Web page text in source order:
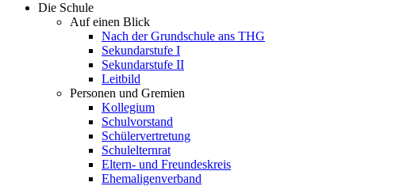
Die Schule
Auf einen Blick
Nach der Grundschule ans THG
Sekundarstufe I
Sekundarstufe II
Leitbild
Personen und Gremien
Kollegium
Schulvorstand
Schülervertretung
Schulelternrat
Eltern- und Freundeskreis
Ehemaligenverband